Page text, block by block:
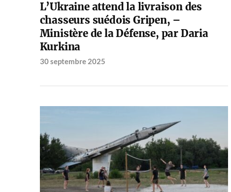
L’Ukraine attend la livraison des
chasseurs suédois Gripen, –
Ministère de la Défense, par Daria
Kurkina
30 septembre 2025